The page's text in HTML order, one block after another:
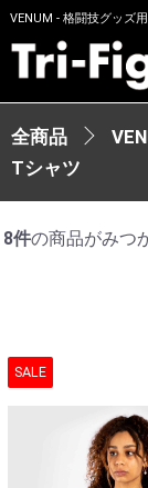
VENUM - 格闘技グッズ
全商品
Tシャツ
8件の商品がみつ
SALE